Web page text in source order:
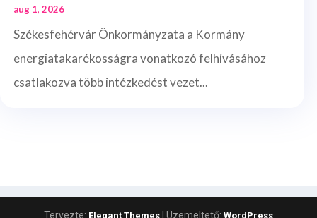
aug 1, 2026
Székesfehérvár Önkormányzata a Kormány
energiatakarékosságra vonatkozó felhívásához
csatlakozva több intézkedést vezet...
Tervezte: Elegant Themes | Üzemeltető: WordPress